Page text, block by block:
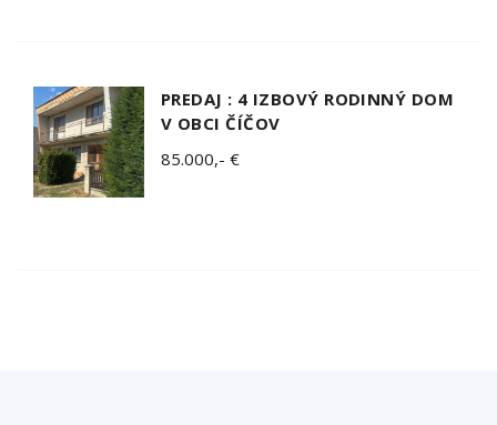
PREDAJ : 4 IZBOVÝ RODINNÝ DOM
V OBCI ČÍČOV
85.000,- €